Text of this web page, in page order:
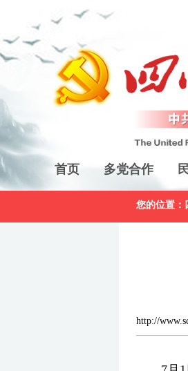
首页 多党合作
您的位置：
http://